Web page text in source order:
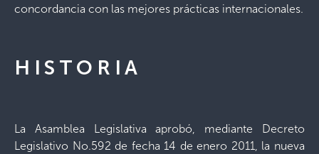
concordancia con las mejores prácticas internacionales.
HISTORIA
La Asamblea Legislativa aprobó, mediante Decreto
Legislativo No.592 de fecha 14 de enero 2011, la nueva